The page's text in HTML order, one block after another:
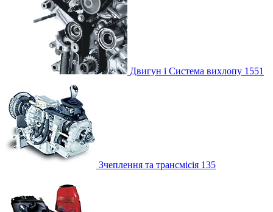
Двигун і Система вихлопу 1551
Зчеплення та трансмісія 135